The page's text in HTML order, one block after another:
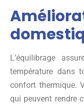
L’équilibrage
température dans
confort thermique.
qui peuvent rendre